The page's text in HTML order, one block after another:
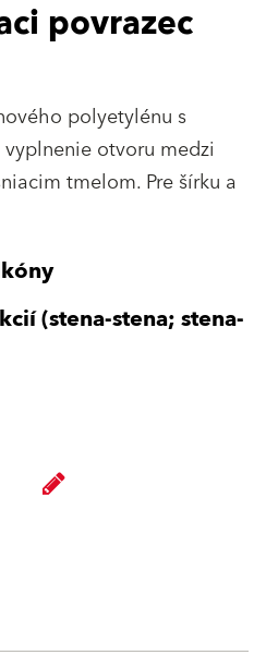
povrazec
polyetylénu s
otvoru medzi
tmelom. Pre šírku a
(stena-stena; stena-